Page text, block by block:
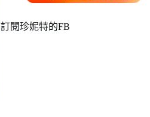
訂閱珍妮特的FB